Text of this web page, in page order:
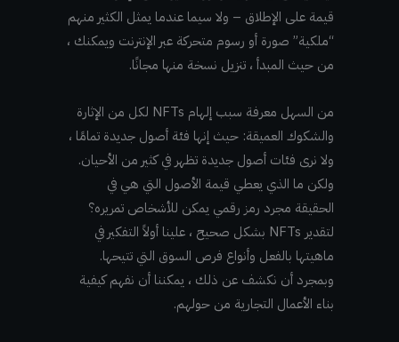
قيمة على الإطلاق – ولا سيما عندما يمثل الكثير منهم
“ملكية” صورة أو رسوم متحركة عبر الإنترنت ويمكنك ،
من حيث المبدأ ، تنزيل نسخة منها مجانًا.
من السهل معرفة سبب إلهام NFTs لكل من الإثارة
والشكوك العميقة: حيث إنها فئة أصول جديدة تمامًا ،
ولا نرى فئات أصول جديدة تظهر في كثير من الأحيان.
ولكن ما الذي يعطي قيمة الأصول التي هي في
الحقيقة مجرد رمز رقمي يمكن للأشخاص تمريره؟
لتقدير NFTs بشكل صحيح ، علينا أولاً التفكير في
ماهيتها بالفعل وأنواع فرص السوق التي تتيحها.
وبمجرد أن نكشف عن ذلك ، يمكننا أن نفهم كيفية
بناء الأعمال التجارية من حولهم.